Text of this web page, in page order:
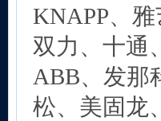
KNAPP、
双力、十通
ABB、发那
松、美固龙